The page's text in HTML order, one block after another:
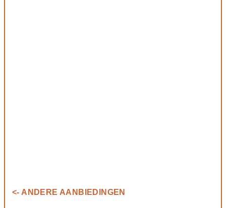
<- ANDERE AANBIEDINGEN